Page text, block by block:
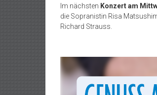
Im nächsten Konzert am
die Sopranistin Risa
Richard Strauss.